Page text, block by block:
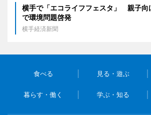
横手で「エコライフフェスタ」 親子向
で環境問題啓発
横手経済新聞
食べる 見る・遊ぶ
暮らす・働く 学ぶ・知る